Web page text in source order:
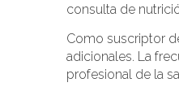
consulta de
Como suscriptor
adicionales. La
profesional de la